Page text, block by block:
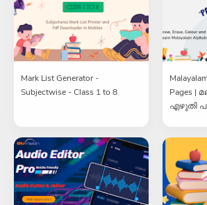
Mark List Generator -
Subjectwise - Class 1 to 8
Pages
എഴുതി